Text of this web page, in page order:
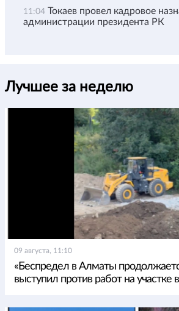
11:04 Токаев провел кадровое
администрации президента РК
Лучшее за неделю
09 августа, 11:10
«Беспредел в Алматы
выступил против работ на